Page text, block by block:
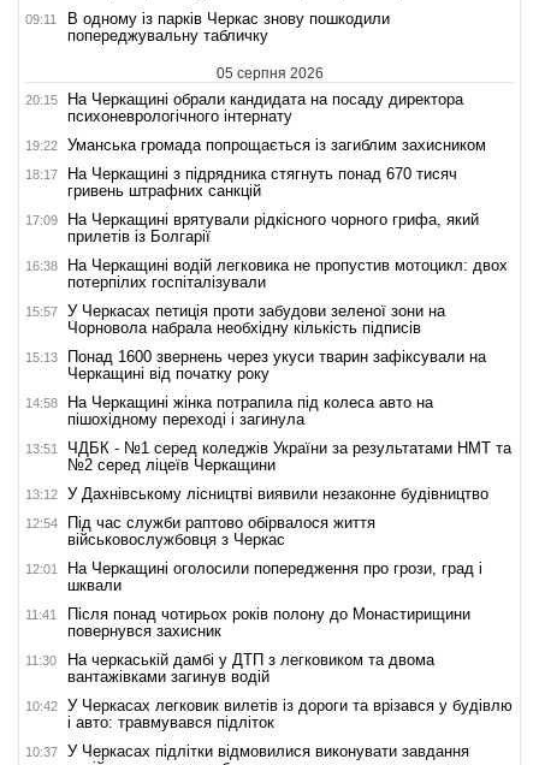
09:11
В одному із парків Черкас знову пошкодили
попереджувальну табличку
05 серпня 2026
20:15
На Черкащині обрали кандидата на посаду директора
психоневрологічного інтернату
19:22 Уманська громада попрощається із загиблим захисником
18:17
На Черкащині з підрядника стягнуть понад 670 тисяч
гривень штрафних санкцій
17:09
На Черкащині врятували рідкісного чорного грифа, який
прилетів із Болгарії
16:38
На Черкащині водій легковика не пропустив мотоцикл: двох
потерпілих госпіталізували
15:57
У Черкасах петиція проти забудови зеленої зони на
Чорновола набрала необхідну кількість підписів
15:13
Понад 1600 звернень через укуси тварин зафіксували на
Черкащині від початку року
14:58
На Черкащині жінка потрапила під колеса авто на
пішохідному переході і загинула
13:51
ЧДБК - №1 серед коледжів України за результатами НМТ та
№2 серед ліцеїв Черкащини
13:12 У Дахнівському лісництві виявили незаконне будівництво
12:54
Під час служби раптово обірвалося життя
військовослужбовця з Черкас
12:01
На Черкащині оголосили попередження про грози, град і
шквали
11:41
Після понад чотирьох років полону до Монастирищини
повернувся захисник
11:30
На черкаській дамбі у ДТП з легковиком та двома
вантажівками загинув водій
10:42
У Черкасах легковик вилетів із дороги та врізався у будівлю
і авто: травмувався підліток
10:37
У Черкасах підлітки відмовилися виконувати завдання